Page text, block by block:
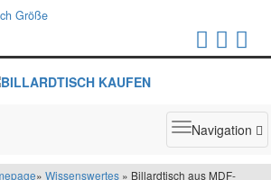
Größe
Toggle
Navigation
» Wissenswertes » Billardtisch aus MDF-